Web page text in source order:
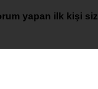
yapan ilk kişi